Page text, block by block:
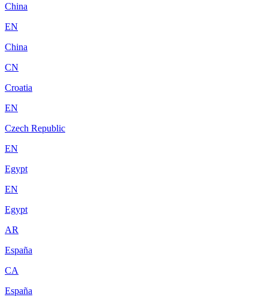
China
EN
China
CN
Croatia
EN
Czech Republic
EN
Egypt
EN
Egypt
AR
España
CA
España